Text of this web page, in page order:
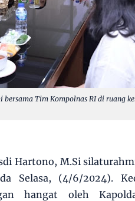
Tim Kompolnas RI di ruang
Hartono, M.Si
Selasa, (4/6/2024).
hangat oleh